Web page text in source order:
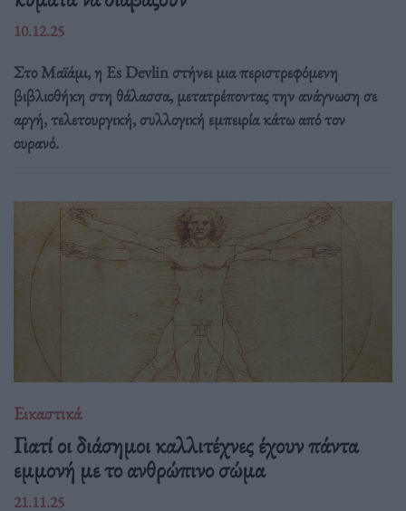
10.12.25
Στο Μαϊάμι, η Es Devlin στήνει μια περιστρεφόμενη
βιβλιοθήκη στη θάλασσα, μετατρέποντας την ανάγνωση σε
αργή, τελετουργική, συλλογική εμπειρία κάτω από τον
ουρανό.
Εικαστικά
Γιατί οι διάσημοι καλλιτέχνες έχουν πάντα
εμμονή με το ανθρώπινο σώμα
21.11.25